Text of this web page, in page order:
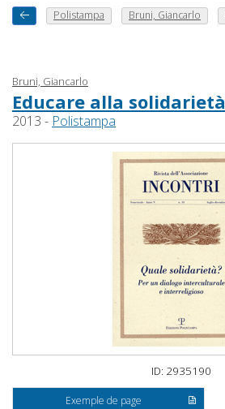
Polistampa Bruni, Giancarlo
Bruni, Giancarlo
Educare alla solidarietà
2013 - Polistampa
ID: 2935190
Exemple de page